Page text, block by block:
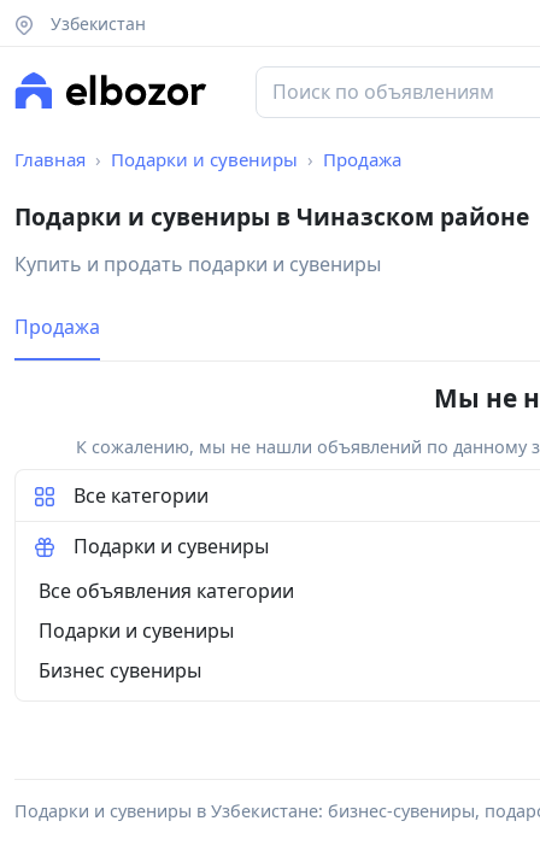
Узбекистан
Главная Подарки и сувениры Продажа
Подарки и сувениры в Чиназском районе
Купить и продать подарки и сувениры
Продажа
Мы не
К сожалению, мы не нашли объявлений по данному
Все категории
Подарки и сувениры
Все объявления категории
Подарки и сувениры
Бизнес сувениры
Подарки и сувениры в Узбекистане: бизнес-сувениры,